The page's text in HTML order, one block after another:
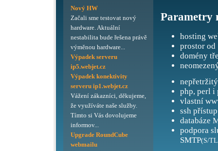
Parametry
hosting
prostor od
domény
php, perl i
vlastní
ssh přístup
databáze
podpora
SMTP(S/
Nový HW
Začali sme testovat nový
hardware. Aktuální
nestabilita bude řešena právě
výměnou hardware...
Výpadek serveru
ip5.webjet.cz
Výpadek konektivity
serveru ip1.webjet.cz
Vážení zákazníci, děkujeme,
že využíváte naše služby.
Tímto si Vás dovolujeme
informov...
Upgrade RoundCube
webmailu